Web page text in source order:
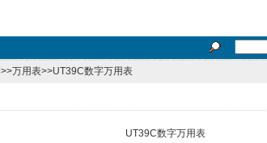
>>万用表>>UT39C数字万用表
UT39C数字万用表